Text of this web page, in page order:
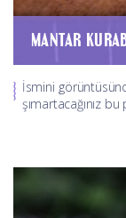
MANTAR
İsmini
şımartacağınız